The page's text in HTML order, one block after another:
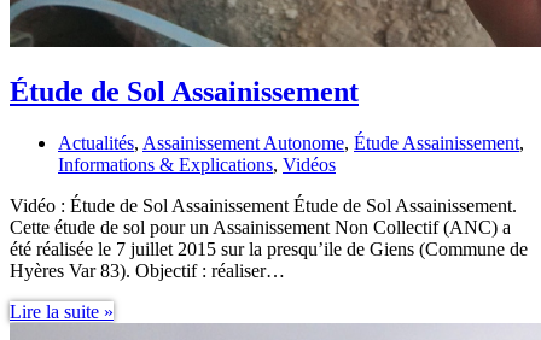
Étude de Sol Assainissement
Actualités, Assainissement Autonome, Étude Assainissement,
Informations & Explications, Vidéos
Vidéo : Étude de Sol Assainissement Étude de Sol Assainissement.
Cette étude de sol pour un Assainissement Non Collectif (ANC) a
été réalisée le 7 juillet 2015 sur la presqu’ile de Giens (Commune de
Hyères Var 83). Objectif : réaliser…
Lire la suite »